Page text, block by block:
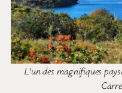
L’un des magnifiques